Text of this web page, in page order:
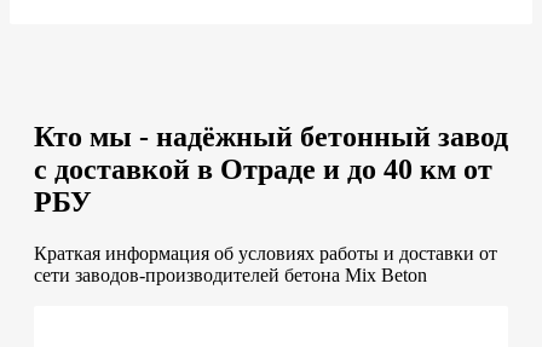
Кто мы - надёжный бетонный завод
с доставкой в Отраде и до 40 км от
РБУ
Краткая информация об условиях работы и доставки от
сети заводов-производителей бетона Mix Beton